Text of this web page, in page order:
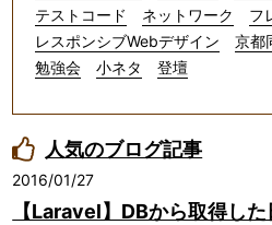
テストコード
ネットワーク
フ
レスポンシブWebデザイン
京都
勉強会
小ネタ 登壇
人気のブログ記事
2016/01/27
【Laravel】DBから取得し